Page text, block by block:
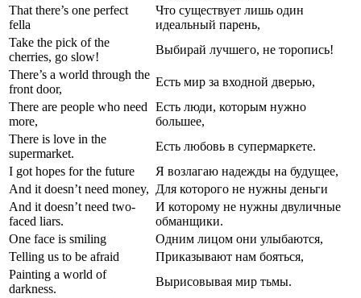
That there’s one perfect
fella
Что существует лишь один
идеальный парень,
Take the pick of the
cherries, go slow!
Выбирай лучшего, не торопись!
There’s a world through the
front door,
Есть мир за входной дверью,
There are people who need
more,
Есть люди, которым нужно
большее,
There is love in the
supermarket.
Есть любовь в супермаркете.
I got hopes for the future
Я возлагаю надежды на будущее,
And it doesn’t need money, Для которого не нужны деньги
And it doesn’t need two-
faced liars.
И которому не нужны двуличные
обманщики.
One face is smiling
Одним лицом они улыбаются,
Telling us to be afraid
Приказывают нам бояться,
Painting a world of
darkness.
Вырисовывая мир тьмы.